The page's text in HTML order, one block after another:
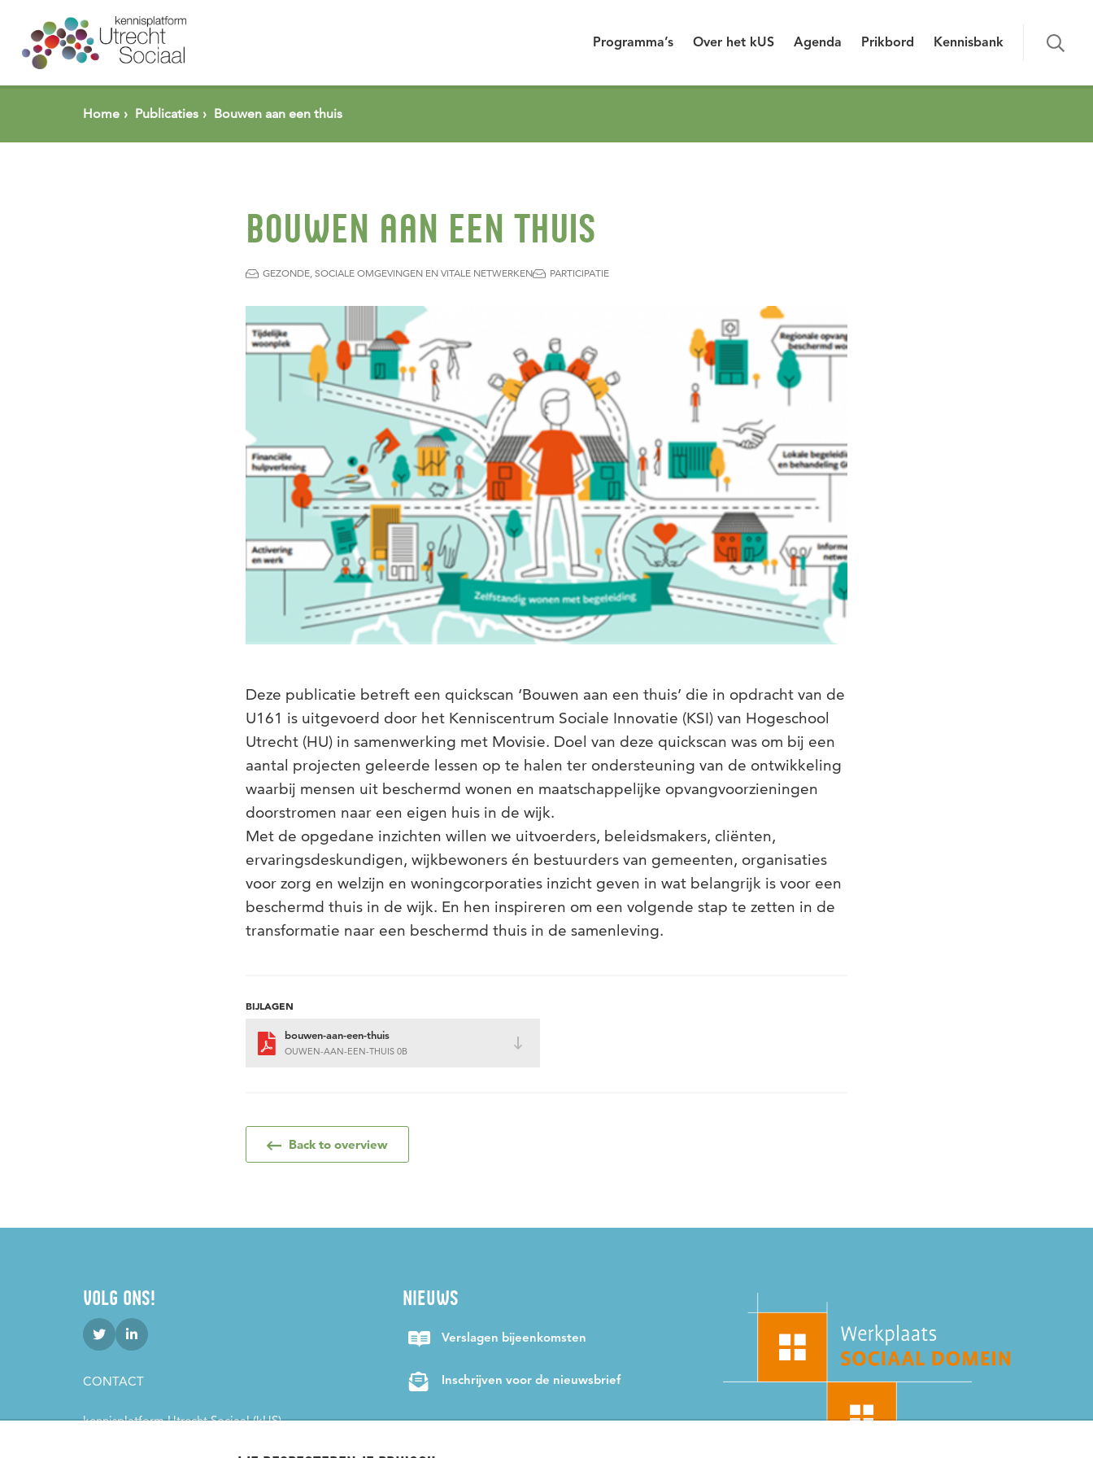
Programma’s Over het kUS Agenda Prikbord Kennisbank
Home Publicaties Bouwen aan een thuis
BOUWEN AAN EEN THUIS
GEZONDE, SOCIALE OMGEVINGEN EN VITALE NETWERKEN PARTICIPATIE
Deze publicatie betreft een quickscan ‘Bouwen aan een thuis’ die in opdracht van de
U161 is uitgevoerd door het Kenniscentrum Sociale Innovatie (KSI) van Hogeschool
Utrecht (HU) in samenwerking met Movisie. Doel van deze quickscan was om bij een
aantal projecten geleerde lessen op te halen ter ondersteuning van de ontwikkeling
waarbij mensen uit beschermd wonen en maatschappelijke opvangvoorzieningen
doorstromen naar een eigen huis in de wijk.
Met de opgedane inzichten willen we uitvoerders, beleidsmakers, cliënten,
ervaringsdeskundigen, wijkbewoners én bestuurders van gemeenten, organisaties
voor zorg en welzijn en woningcorporaties inzicht geven in wat belangrijk is voor een
beschermd thuis in de wijk. En hen inspireren om een volgende stap te zetten in de
transformatie naar een beschermd thuis in de samenleving.
BIJLAGEN
bouwen-aan-een-thuis
OUWEN-AAN-EEN-THUIS 0B
Back to overview
VOLG ONS!
CONTACT
kennisplatform Utrecht Sociaal (kUS)
NIEUWS
Verslagen bijeenkomsten
Inschrijven voor de nieuwsbrief